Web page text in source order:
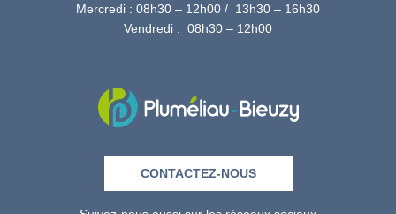
Mercredi : 08h30 – 12h00 / 13h30 – 16h30
Vendredi : 08h30 – 12h00
CONTACTEZ-NOUS